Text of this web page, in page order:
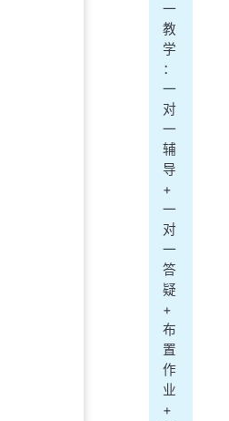
一
教
学
：
一
对
一
辅
导
+
一
对
一
答
疑
+
布
置
作
业
+